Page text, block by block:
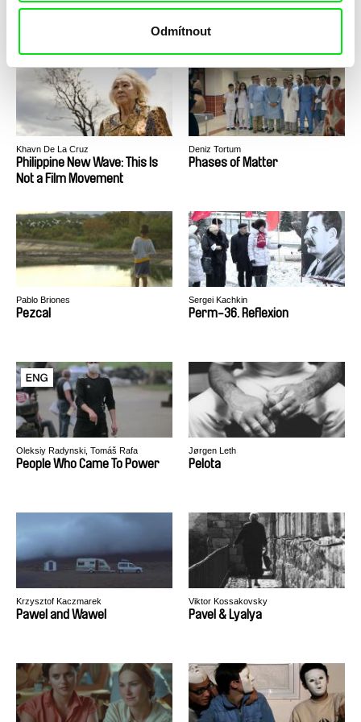
Odmítnout
Pieces and Love All to Hell Photographic Memory
Khavn De La Cruz
Philippine New Wave: This Is
Not a Film Movement
Deniz Tortum
Phases of Matter
Pablo Briones
Pezcal
Sergei Kachkin
Perm-36. Reflexion
Oleksiy Radynski, Tomáš Rafa
People Who Came To Power
Jørgen Leth
Pelota
Krzysztof Kaczmarek
Pawel and Wawel
Viktor Kossakovsky
Pavel & Lyalya